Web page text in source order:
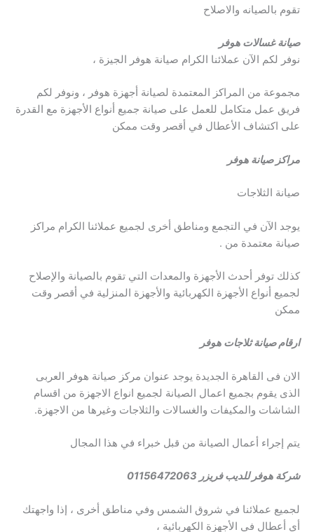
تقوم بالصيانه والاصلاح
صيانة غسالات هوفر
نوفر لكم الآن عملائنا الكرام صيانة هوفر الجيزة ،
مجموعة من المراكز المعتمدة لصيانة أجهزة هوفر ، ونوفر لكم
فريق عمل متكامل للعمل على صيانة جميع أنواع الأجهزة مع القدرة
على اكتشاف الأعطال في أقصر وقت ممكن
مراكز صيانة هوفر
صيانة الثلاجات
يوجد الآن في التجمع ومناطق أخرى لجميع عملائنا الكرام مراكز
صيانة معتمدة من .
كذلك توفر أحدث الأجهزة والمعدات التي تقوم بالصيانة والإصلاح
لجميع أنواع الأجهزة الكهربائية والأجهزة المنزلية في أقصر وقت
ممكن
ارقام صيانة ثلاجات هوفر
الان فى القاهرة الجديدة يوجد عنوان مركز صيانة هوفر العربى
الذى يقوم بجميع اعمال الصيانة لجميع انواع الاجهزة من اقسام
الشاشات والمكيفات والغسالات والثلاجات وغيرها من الاجهزة.
يتم إجراء أعمال الصيانة من قبل خبراء في هذا المجال
شركة هوفر للديب فريزر 01156472063
لجميع عملائنا في شروق الشمس وفي مناطق أخرى ، إذا واجهتك
أي أعطال في الأجهزة الكهربائية ،